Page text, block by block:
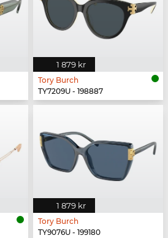
1 879 kr
Tory Burch
TY7209U - 198887
1 879 kr
Tory Burch
TY9076U - 199180